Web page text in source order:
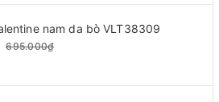
nam da bò VLT38309
695.000₫